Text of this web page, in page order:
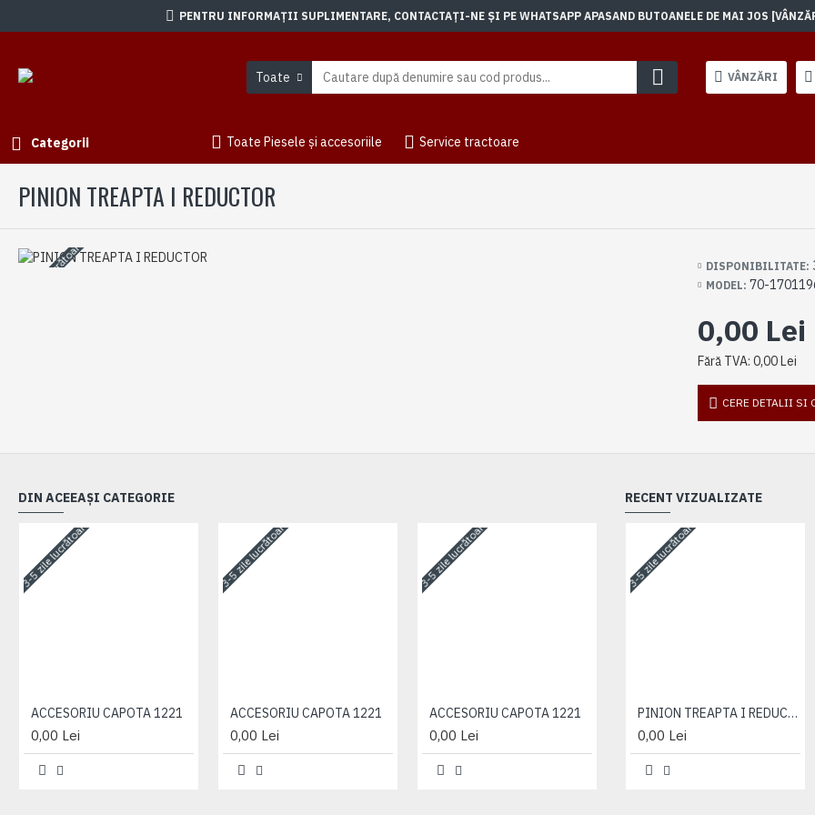
PENTRU INFORMAȚII SUPLIMENTARE, CONTACTAȚI-NE ȘI PE WHATSAPP APASAND BUTOANELE DE MAI JOS
Toate VÂNZĂRI
Categorii Toate Piesele și accesoriile Service tractoare
PINION TREAPTA I REDUCTOR
3-5 zile lucrătoare DISPONIBILITATE:
MODEL: 70-
0,00 Lei
Fără TVA: 0,00 Lei
CERE DETALII SI
DIN ACEEAȘI CATEGORIE
3-5 zile lucrătoare
ACCESORIU CAPOTA 1221
0,00 Lei
3-5 zile lucrătoare
ACCESORIU CAPOTA 1221
0,00 Lei
3-5 zile lucrătoare
ACCESORIU CAPOTA 1221
0,00 Lei
3-5 zile lucrătoare
ACCESORIU CAPOTA 1221
0,00 Lei
RECENT VIZUALIZATE
3-5 zile lucrătoare
PINION TREAPTA I REDUCTOR
0,00 Lei